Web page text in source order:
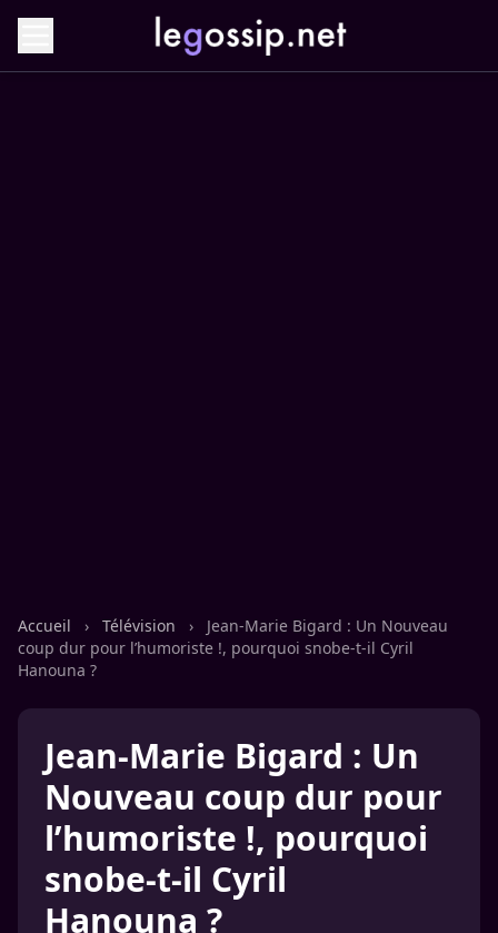
Accueil › Télévision ›
Jean-Marie Bigard : Un Nouveau
coup dur pour l’humoriste !, pourquoi snobe-t-il Cyril
Hanouna ?
Jean-Marie Bigard : Un
Nouveau coup dur pour
l’humoriste !, pourquoi
snobe-t-il Cyril
Hanouna ?